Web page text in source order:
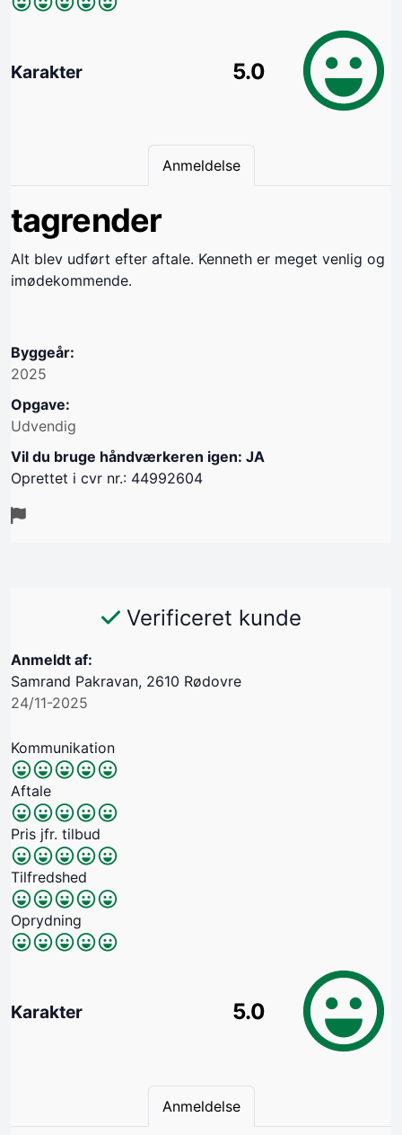
Karakter 5.0
Anmeldelse
tagrender
Alt blev udført efter aftale. Kenneth er meget venlig og
imødekommende.
Byggeår:
2025
Opgave:
Udvendig
Vil du bruge håndværkeren igen: JA
Oprettet i cvr nr.: 44992604
Verificeret kunde
Anmeldt af:
Samrand Pakravan, 2610 Rødovre
24/11-2025
Kommunikation
Aftale
Pris jfr. tilbud
Tilfredshed
Oprydning
Karakter 5.0
Anmeldelse